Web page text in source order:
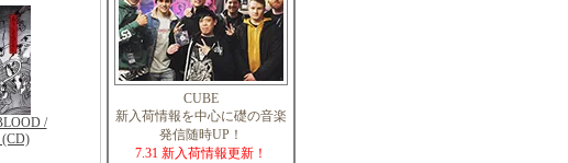
/
CUBE
新入荷情報を中心に礎の音楽
発信随時UP！
7.31 新入荷情報更新！